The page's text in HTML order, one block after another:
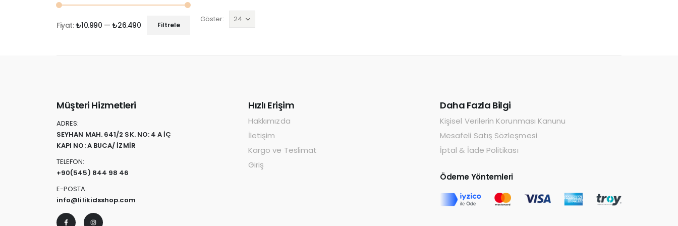
Göster:
Filtrele
Fiyat:₺10.990 — ₺26.490
Müşteri Hizmetleri
ADRES:
SEYHAN MAH. 641/2 SK. NO: 4 A İÇ
KAPI NO: A BUCA/ İZMİR
TELEFON:
+90(545) 844 98 46
E-POSTA:
info@lilikidsshop.com
Hızlı Erişim
Hakkımızda
İletişim
Kargo ve Teslimat
Giriş
Daha Fazla Bilgi
Kişisel Verilerin Korunması Kanunu
Mesafeli Satış Sözleşmesi
İptal & İade Politikası
Ödeme Yöntemleri